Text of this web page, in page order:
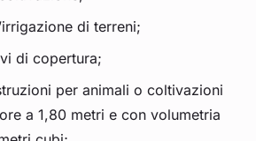
di terreni;
di copertura;
per animali o coltivazioni
a 1,80 metri e con volumetria